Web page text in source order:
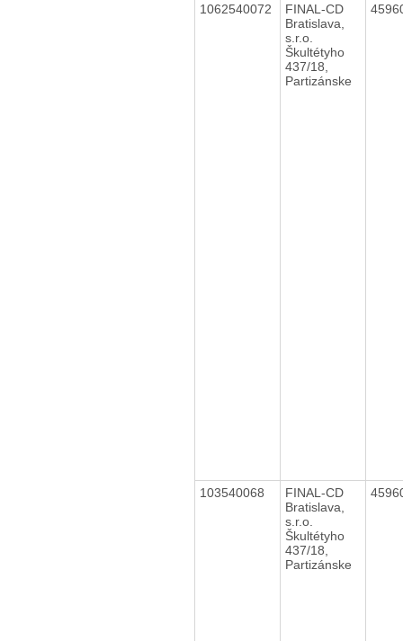
1062540072
FINAL-CD
Bratislava,
s.r.o.
Škultétyho
437/18,
Partizánske
103540068
FINAL-CD
Bratislava,
s.r.o.
Škultétyho
437/18,
Partizánske